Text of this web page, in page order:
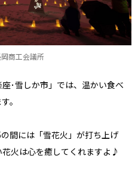
商工会議所
･雪しか市」では、温かい食べ
。
間には「雪花火」が打ち上げ
火は心を癒してくれますよ♪